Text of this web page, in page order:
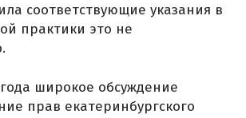
соответствующие указания в
практики это не
широкое обсуждение
прав екатеринбургского